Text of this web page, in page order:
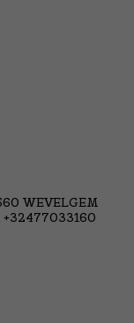
WEVELGEM
+32477033160